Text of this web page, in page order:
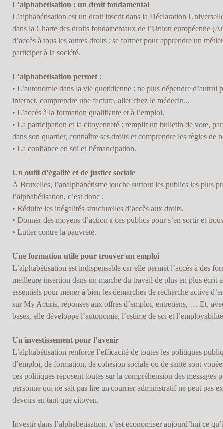
L’alphabétisation : un droit fondamental
L’alphabétisation est un droit inscrit dans la Déclaration
dans la Charte des droits fondamentaux de l’Union européenne
d’accès à tous les autres droits : se former pour apprendre un
participer à la société.
L’alphabétisation permet:
• L’autonomie dans la vie quotidienne : ne plus dépendre
internet, comprendre une facture, aller chez le médecin...
• L’accès à la formation qualifiante et à l’emploi.
• La participation et la citoyenneté : remplir un bulletin de vote,
dans son quartier, connaître ses droits et comprendre les règles de
• La confiance en soi et l’émancipation.
Un outil d’égalité et de justice sociale
À Bruxelles, l’analphabétisme touche surtout les publics les plus
l’alphabétisation, c’est donc :
• Réduire les inégalités structurelles d’accès aux droits.
• Donner des moyens d’action à ces publics pour s’en sortir et
• Lutter contre la pauvreté.
Une formation utile pour trouver un emploi
L’alphabétisation est indispensable car elle permet l’accès à des
meilleure insertion dans un marché du travail de plus en plus écrit
essentiels pour mener à bien les démarches de recherche active
sur My Actiris, réponses aux offres d’emploi, entretiens, … Et,
bases, elle développe l’autonomie, l’estime de soi et
Un investissement pour l’avenir
L’alphabétisation renforce l’efficacité de toutes les politiques
d’emploi, de formation, de cohésion sociale ou de santé sont
ces politiques reposent toutes sur la compréhension des messages
personne qui ne sait pas lire un courrier administratif ne peut pas
devoirs en tant que citoyen.
Investir dans l’alphabétisation, c’est économiser aujourd’hui ce